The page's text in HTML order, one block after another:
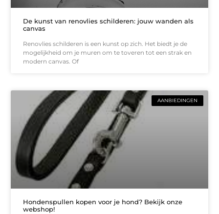
De kunst van renovlies schilderen: jouw wanden als
canvas
Renovlies schilderen is een kunst op zich. Het biedt je de
mogelijkheid om je muren om te toveren tot een strak en
modern canvas. Of
AANBIEDINGEN
Hondenspullen kopen voor je hond? Bekijk onze
webshop!